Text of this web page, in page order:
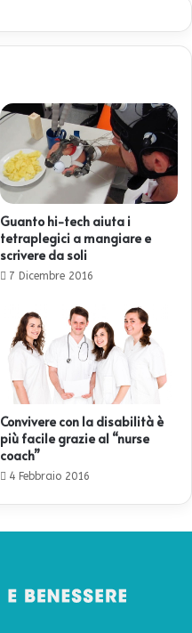
Guanto hi-tech aiuta i
tetraplegici a mangiare e
scrivere da soli
7 Dicembre 2016
Convivere con la disabilità è
più facile grazie al “nurse
coach”
4 Febbraio 2016